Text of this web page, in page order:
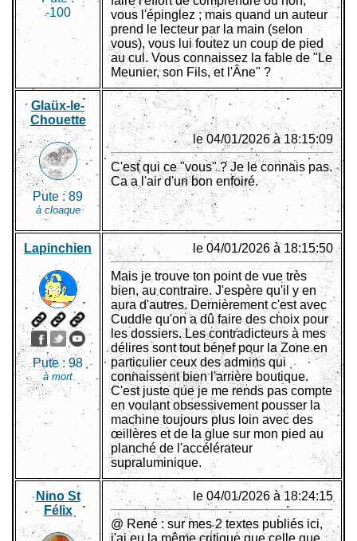
-100
vous l'épinglez ; mais quand un auteur
prend le lecteur par la main (selon
vous), vous lui foutez un coup de pied
au cul. Vous connaissez la fable de "Le
Meunier, son Fils, et l'Âne" ?
Glaüx-le-
Chouette
Pute :89
à cloaque
le 04/01/2026 à 18:15:09
C'est qui ce "vous" ? Je le connais pas.
Ca a l'air d'un bon enfoiré.
Lapinchien
Pute : 98
à mort
le 04/01/2026 à 18:15:50
Mais je trouve ton point de vue très
bien, au contraire. J'espère qu'il y en
aura d'autres. Dernièrement c'est avec
Cuddle qu'on a dû faire des choix pour
les dossiers. Les contradicteurs à mes
délires sont tout bénef pour la Zone en
particulier ceux des admins qui
connaissent bien l'arrière boutique.
C'est juste que je me rends pas compte
en voulant obsessivement pousser la
machine toujours plus loin avec des
œillères et de la glue sur mon pied au
planché de l'accélérateur
supraluminique.
Nino St
Félix
le 04/01/2026 à 18:24:15
@ René : sur mes 2 textes publiés ici,